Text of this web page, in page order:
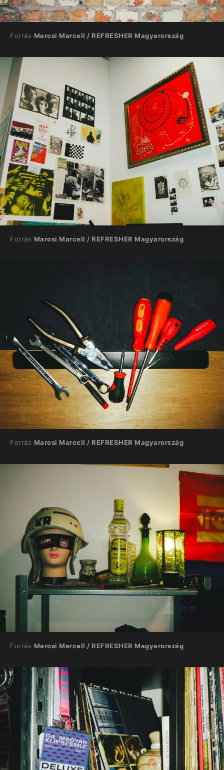
Forrás Marosi Marcell / REFRESHER Magyarország
Forrás Marosi Marcell / REFRESHER Magyarország
Forrás Marosi Marcell / REFRESHER Magyarország
Forrás Marosi Marcell / REFRESHER Magyarország